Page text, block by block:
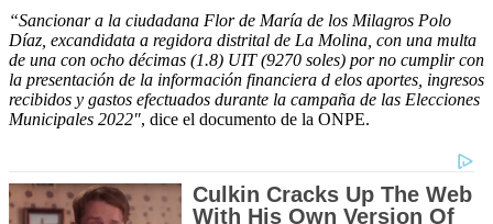
“Sancionar a la ciudadana Flor de María de los Milagros Polo
Díaz, excandidata a regidora distrital de La Molina, con una multa
de una con ocho décimas (1.8) UIT (9270 soles) por no cumplir con
la presentación de la información financiera d elos aportes, ingresos
recibidos y gastos efectuados durante la campaña de las Elecciones
Municipales 2022″, dice el documento de la ONPE.